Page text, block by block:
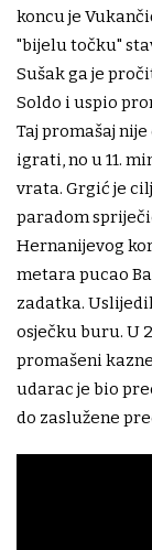
koncu je
"bijelu točku"
Sušak ga je
Soldo i uspio
Taj promašaj
igrati, no u 11.
vrata. Grgić je
paradom
Hernanijevog
metara pucao
zadatka.
osječku buru. U
promašeni
udarac je bio
do zaslužene